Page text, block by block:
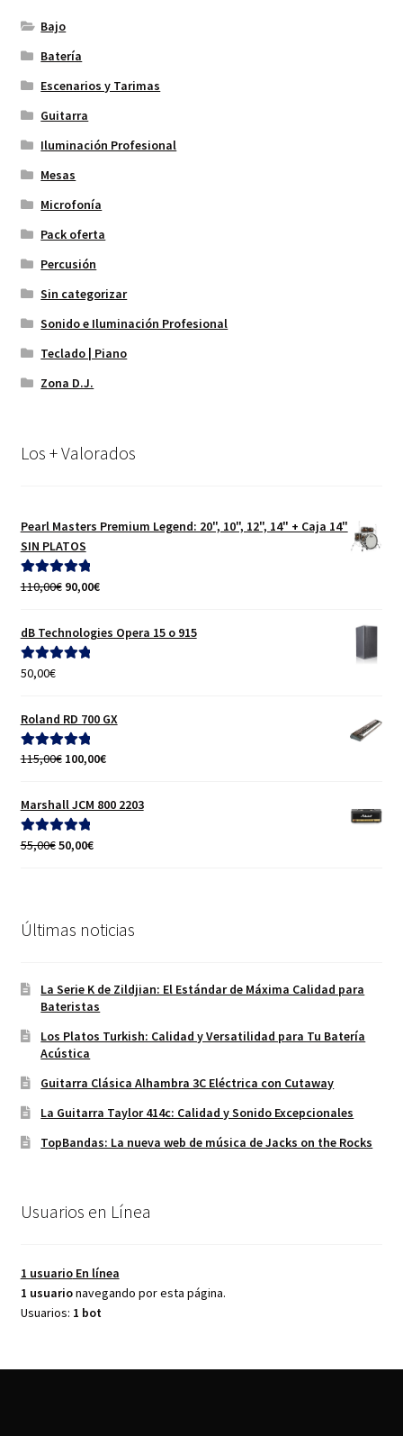
Bajo
Batería
Escenarios y Tarimas
Guitarra
Iluminación Profesional
Mesas
Microfonía
Pack oferta
Percusión
Sin categorizar
Sonido e Iluminación Profesional
Teclado | Piano
Zona D.J.
Los + Valorados
Pearl Masters Premium Legend: 20", 10", 12", 14" + Caja 14"
SIN PLATOS
Valorado con
110,00€ El
original
era:
90,00€El
actual
dB Technologies Opera 15 o 915
Valorado con
50,00€
Roland RD 700 GX
Valorado con
115,00€ El
original
era:
100,00€El
actual
Marshall JCM 800 2203
Valorado con
55,00€El
55,00€.
50,00€El
50,00€.
Últimas noticias
La Serie K de Zildjian: El Estándar de Máxima Calidad para
Bateristas
Los Platos Turkish: Calidad y Versatilidad para Tu Batería
Acústica
Guitarra Clásica Alhambra 3C Eléctrica con Cutaway
La Guitarra Taylor 414c: Calidad y Sonido Excepcionales
TopBandas: La nueva web de música de Jacks on the Rocks
Usuarios en Línea
1 usuarioEn línea
1 usuarionavegando por esta página.
Usuarios: 1 bot